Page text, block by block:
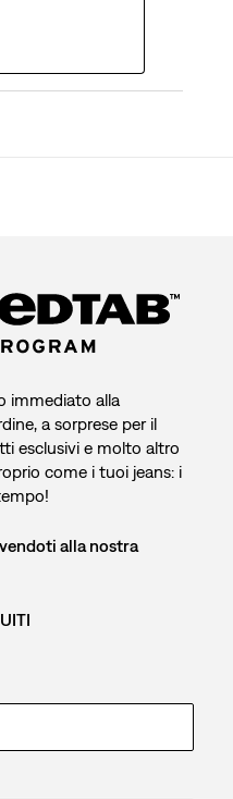
immediato alla
a sorprese per il
esclusivi e molto altro
come i tuoi jeans: i
alla nostra